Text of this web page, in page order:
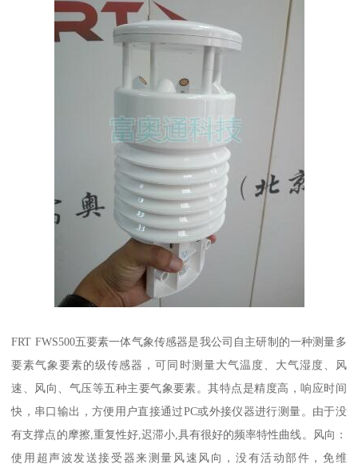
FRT FWS500五要素一体气象传感器是我公司自主研制的一种测量多
要素气象要素的级传感器，可同时测量大气温度、大气湿度、风
速、风向、气压等五种主要气象要素。其特点是精度高，响应时间
快，串口输出，方便用户直接通过PC或外接仪器进行测量。由于没
有支撑点的摩擦,重复性好,迟滞小,具有很好的频率特性曲线。风向：
使用超声波发送接受器来测量风速风向，没有活动部件，免维